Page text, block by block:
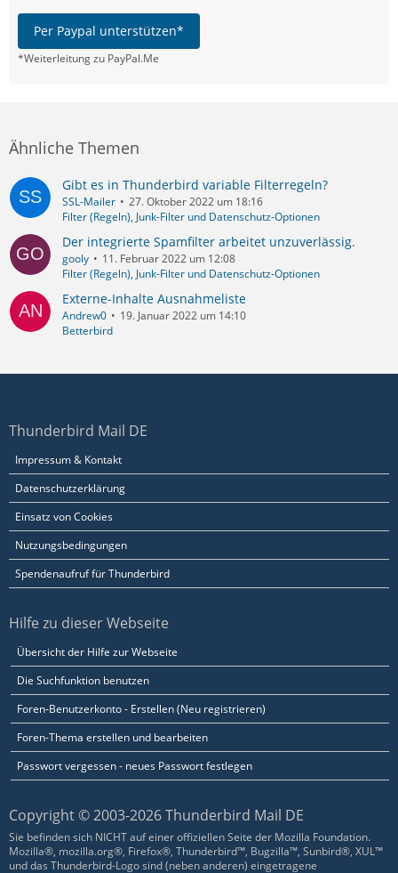
Per Paypal unterstützen*
*Weiterleitung zu PayPal.Me
Ähnliche Themen
Gibt es in Thunderbird variable Filterregeln?
SSL-Mailer
27. Oktober 2022 um 18:16
Filter (Regeln), Junk-Filter und Datenschutz-Optionen
Der integrierte Spamfilter arbeitet unzuverlässig.
gooly
11. Februar 2022 um 12:08
Filter (Regeln), Junk-Filter und Datenschutz-Optionen
Externe-Inhalte Ausnahmeliste
Andrew0
19. Januar 2022 um 14:10
Betterbird
Thunderbird Mail DE
Impressum & Kontakt
Datenschutzerklärung
Einsatz von Cookies
Nutzungsbedingungen
Spendenaufruf für Thunderbird
Hilfe zu dieser Webseite
Übersicht der Hilfe zur Webseite
Die Suchfunktion benutzen
Foren-Benutzerkonto - Erstellen (Neu registrieren)
Foren-Thema erstellen und bearbeiten
Passwort vergessen - neues Passwort festlegen
Copyright © 2003-2026 Thunderbird Mail DE
Sie befinden sich NICHT auf einer offiziellen Seite der Mozilla Foundation.
Mozilla®, mozilla.org®, Firefox®, Thunderbird™, Bugzilla™, Sunbird®, XUL™
und das Thunderbird-Logo sind (neben anderen) eingetragene